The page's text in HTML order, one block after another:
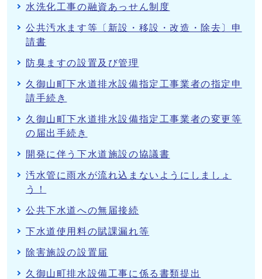
水洗化工事の融資あっせん制度
公共汚水ます等〔新設・移設・改造・除去〕申
請書
防臭ますの設置及び管理
久御山町下水道排水設備指定工事業者の指定申
請手続き
久御山町下水道排水設備指定工事業者の変更等
の届出手続き
開発に伴う下水道施設の協議書
汚水管に雨水が流れ込まないようにしましょ
う！
公共下水道への無届接続
下水道使用料の賦課漏れ等
除害施設の設置届
久御山町排水設備工事に係る書類提出